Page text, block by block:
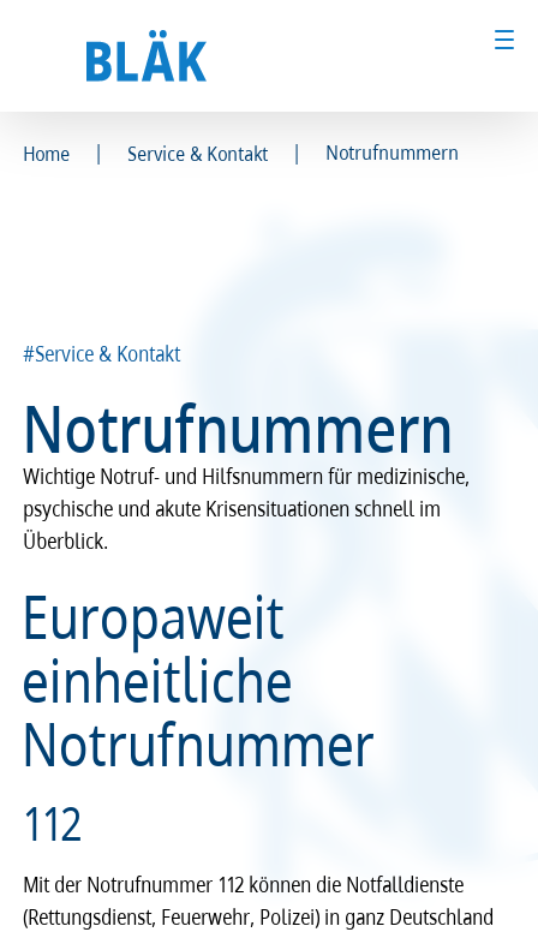
Presse
Karriere
Service & Kontakt
meineBLÄK
Presse
Karriere
Service & Kontakt
meineBLÄK
Home | Service & Kontakt | Notrufnummern
#Service & Kontakt
Notrufnummern
Wichtige Notruf- und Hilfsnummern für medizinische,
psychische und akute Krisensituationen schnell im
Überblick.
Europaweit
einheitliche
Notrufnummer
112
Mit der Notrufnummer 112 können die Notfalldienste
(Rettungsdienst, Feuerwehr, Polizei) in ganz Deutschland